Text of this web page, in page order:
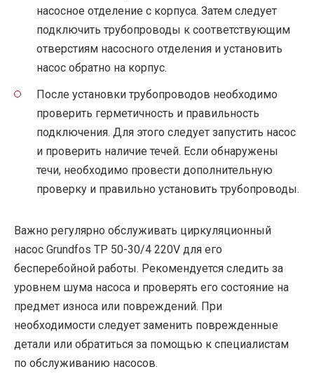
насосное отделение с корпуса. Затем следует
подключить трубопроводы к соответствующим
отверстиям насосного отделения и установить
насос обратно на корпус.
После установки трубопроводов необходимо
проверить герметичность и правильность
подключения. Для этого следует запустить насос
и проверить наличие течей. Если обнаружены
течи, необходимо провести дополнительную
проверку и правильно установить трубопроводы.
Важно регулярно обслуживать циркуляционный
насос Grundfos TP 50-30/4 220V для его
бесперебойной работы. Рекомендуется следить за
уровнем шума насоса и проверять его состояние на
предмет износа или повреждений. При
необходимости следует заменить поврежденные
детали или обратиться за помощью к специалистам
по обслуживанию насосов.